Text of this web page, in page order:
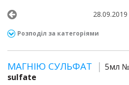
28.09.2019
Розподіл за категоріями
МАГНІЮ СУЛЬФАТ 5мл
sulfate